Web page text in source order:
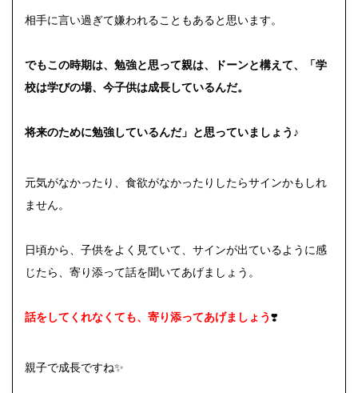
相手に言い過ぎて嫌われることもあると思います。
でもこの時期は、勉強と思って親は、ドーンと構えて、「学
校は学びの場、今子供は成長しているんだ。
将来のために勉強しているんだ」と思っていましょう♪
元気がなかったり、食欲がなかったりしたらサインかもしれ
ません。
日頃から、子供をよく見ていて、サインが出ているように感
じたら、寄り添って話を聞いてあげましょう。
話をしてくれなくても、寄り添ってあげましょう ❣️
親子で成長ですね✨